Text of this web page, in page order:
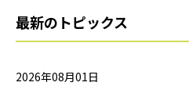
最新のトピックス
2026年08月01日